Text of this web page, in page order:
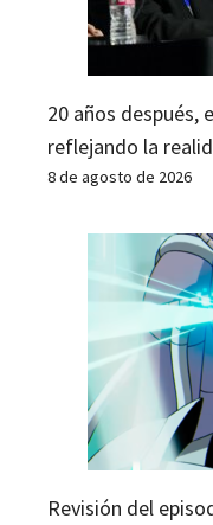
20 años después,
reflejando la
8 de agosto de 2026
Revisión del